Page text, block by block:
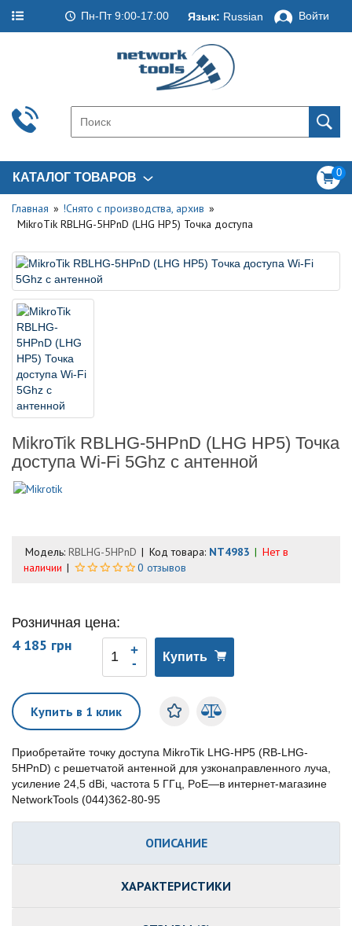
Пн-Пт 9:00-17:00 Язык: Russian Войти
КАТАЛОГ ТОВАРОВ 0
Главная
!Снято с производства, архив
MikroTik RBLHG-5HPnD (LHG HP5) Точка доступа
MikroTik RBLHG-5HPnD (LHG HP5) Точка
доступа Wi-Fi 5Ghz с антенной
Модель: RBLHG-5HPnD Код товара: NT4983
Нет в
наличии
0 отзывов
Розничная цена:
4 185 грн
Купить
Купить в 1 клик
Приобретайте точку доступа MikroTik LHG-HP5 (RB-LHG-
5HPnD) с решетчатой антенной для узконаправленного луча,
усиление 24,5 dBi, частота 5 ГГц, PoE—в интернет-магазине
NetworkTools (044)362-80-95
ОПИСАНИЕ
ХАРАКТЕРИСТИКИ